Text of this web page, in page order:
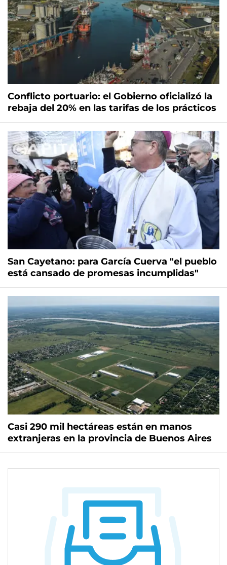
Conflicto portuario: el Gobierno oficializó la
rebaja del 20% en las tarifas de los prácticos
San Cayetano: para García Cuerva "el pueblo
está cansado de promesas incumplidas"
Casi 290 mil hectáreas están en manos
extranjeras en la provincia de Buenos Aires